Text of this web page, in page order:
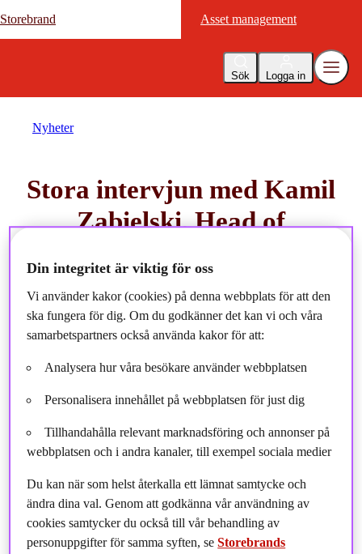
Storebrand Asset management
Sök Logga in
Storebrand Asset management
Nyheter
Stora intervjun med Kamil
Zabielski, Head of
2025-10-20
Din integritet är viktig för oss
Vi använder kakor (cookies) på denna webbplats för att den
ska fungera för dig. Om du godkänner det kan vi och våra
samarbetspartners också använda kakor för att:
Analysera hur våra besökare använder webbplatsen
Personalisera innehållet på webbplatsen för just dig
Tillhandahålla relevant marknadsföring och annonser på
webbplatsen och i andra kanaler, till exempel sociala medier
Du kan när som helst återkalla ett lämnat samtycke och
ändra dina val. Genom att godkänna vår användning av
cookies samtycker du också till vår behandling av
personuppgifter för samma syften, seStorebrands